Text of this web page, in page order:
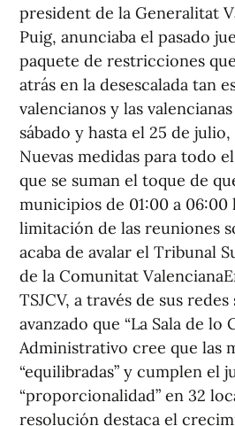
president de la Generalitat
Puig, anunciaba el pasado
paquete de restricciones
atrás en la desescalada tan
valencianos y las
sábado y hasta el 25 de
Nuevas medidas para todo
que se suman el toque de
municipios de 01:00 a 06:00
limitación de las reuniones
acaba de avalar el Tribunal
de la Comunitat
TSJCV, a través de sus
avanzado que “La Sala de
Administrativo cree que las
“equilibradas” y cumplen el
“proporcionalidad” en 32
resolución destaca el